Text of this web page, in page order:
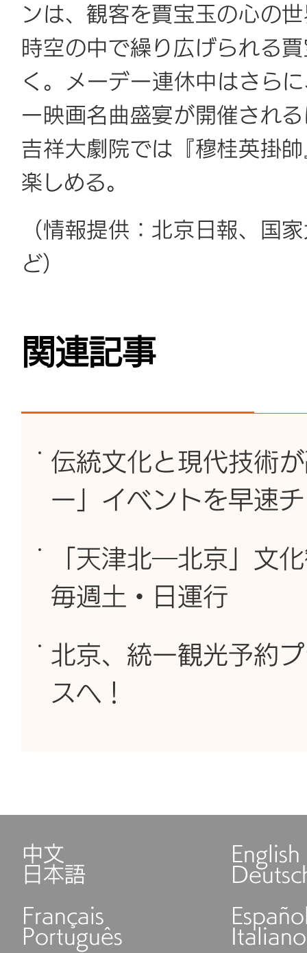
ンは、観客を賈宝玉の心の
時空の中で繰り広げられる
く。メーデー連休中はさら
ー映画名曲盛宴が開催され
吉祥大劇院では『穆桂英掛
楽しめる。
（情報提供：北京日報、国
ど）
関連記事
伝統文化と現代技術
ー」イベントを早速
「天津北―北京」文
毎週土・日運行
北京、統一観光予約
スへ！
中文 English
日本語
Français
Português Italiano